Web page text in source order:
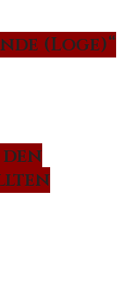
(Loge)“
den